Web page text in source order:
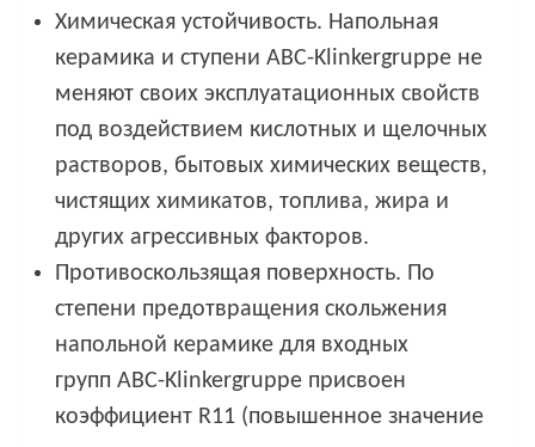
Химическая устойчивость. Напольная
керамика и ступени ABC-Klinkergruppe не
меняют своих эксплуатационных свойств
под воздействием кислотных и щелочных
растворов, бытовых химических веществ,
чистящих химикатов, топлива, жира и
других агрессивных факторов.
Противоскользящая поверхность. По
степени предотвращения скольжения
напольной керамике для входных
групп ABC-Klinkergruppe присвоен
коэффициент R11 (повышенное значение